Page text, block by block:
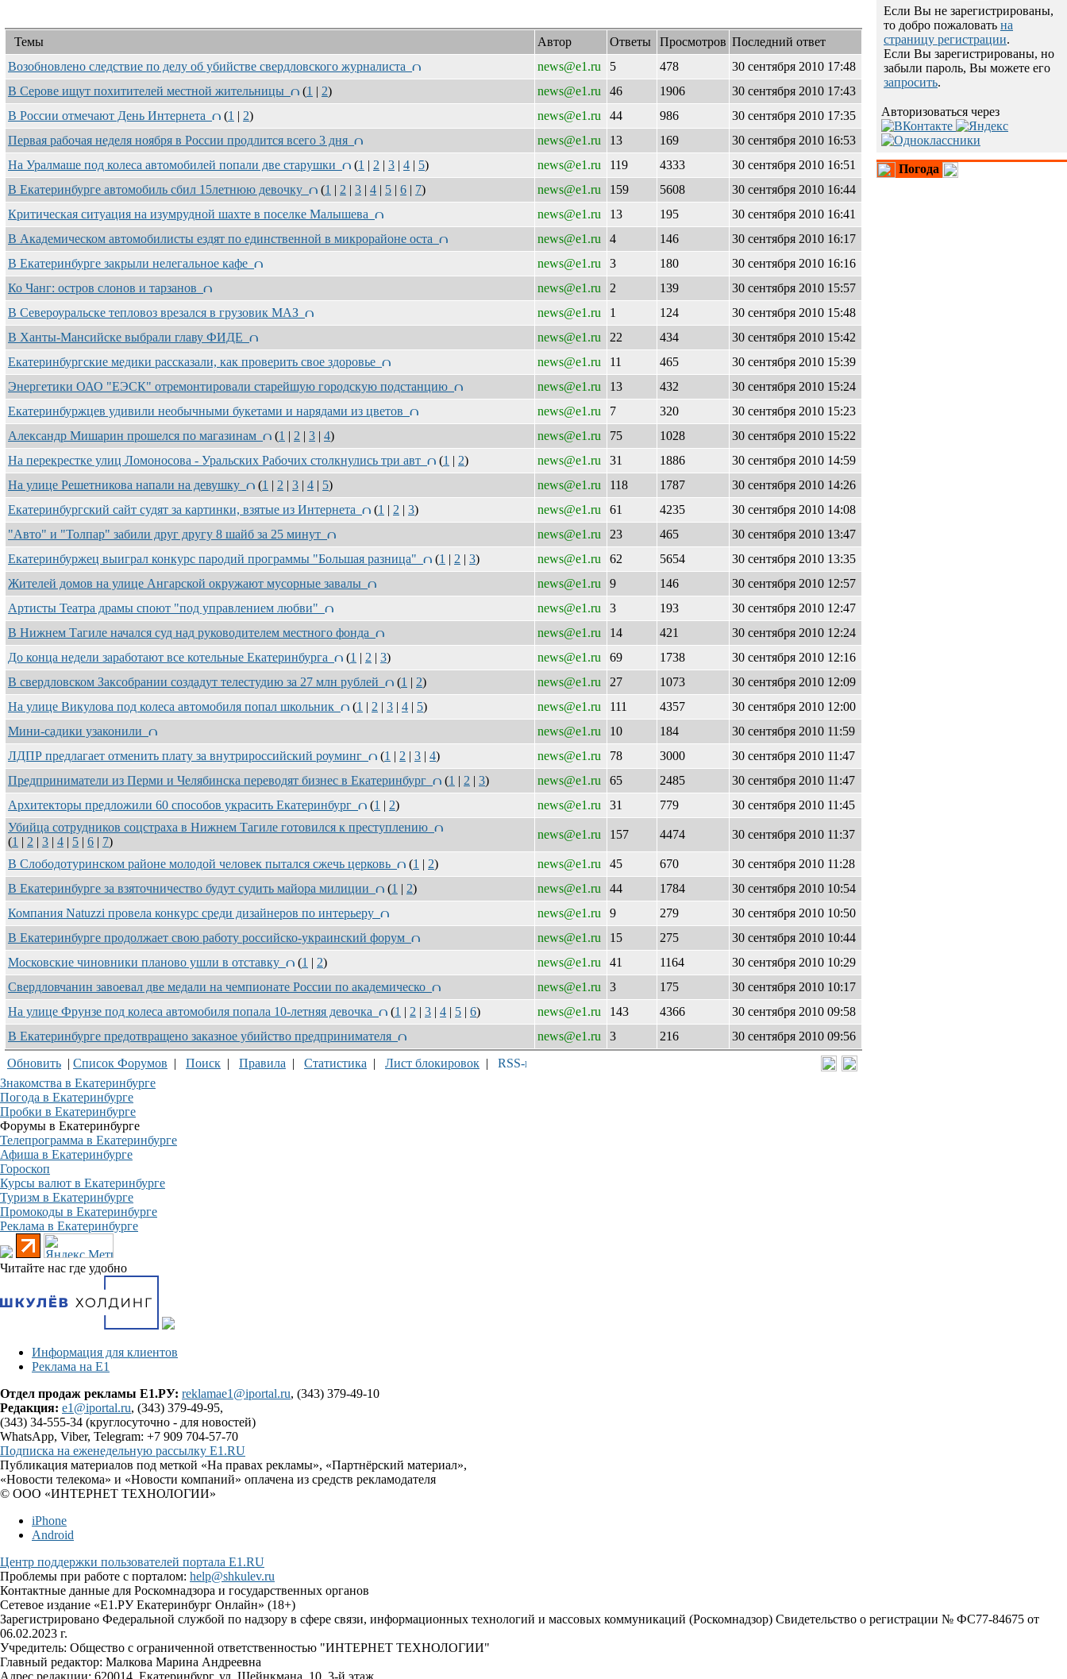
Темы Автор Ответы Просмотров Последний ответ
Возобновлено следствие по делу об убийстве свердловского журналиста
news@e1.ru 5 478
30 сентября 2010 17:48
В Серове ищут похитителей местной жительницы
(1 | 2) news@e1.ru 46 1906
30 сентября 2010 17:43
В России отмечают День Интернета
(1 | 2) news@e1.ru 44 986
30 сентября 2010 17:35
Первая рабочая неделя ноября в России продлится всего 3 дня
news@e1.ru 13 169
30 сентября 2010 16:53
На Уралмаше под колеса автомобилей попали две старушки
(1 | 2 | 3 | 4 | 5) news@e1.ru 119 4333
30 сентября 2010 16:51
В Екатеринбурге автомобиль сбил 15летнюю девочку
(1 | 2 | 3 | 4 | 5 | 6 | 7) news@e1.ru 159 5608
30 сентября 2010 16:44
Критическая ситуация на изумрудной шахте в поселке Малышева
news@e1.ru 13 195
30 сентября 2010 16:41
В Академическом автомобилисты ездят по единственной в микрорайоне оста
news@e1.ru 4 146
30 сентября 2010 16:17
В Екатеринбурге закрыли нелегальное кафе
news@e1.ru 3 180
30 сентября 2010 16:16
Ко Чанг: остров слонов и тарзанов
news@e1.ru 2 139
30 сентября 2010 15:57
В Североуральске тепловоз врезался в грузовик МАЗ
news@e1.ru 1 124
30 сентября 2010 15:48
В Ханты-Мансийске выбрали главу ФИДЕ
news@e1.ru 22 434
30 сентября 2010 15:42
Екатеринбургские медики рассказали, как проверить свое здоровье
news@e1.ru 11 465
30 сентября 2010 15:39
Энергетики ОАО "ЕЭСК" отремонтировали старейшую городскую подстанцию
news@e1.ru 13 432
30 сентября 2010 15:24
Екатеринбуржцев удивили необычными букетами и нарядами из цветов
news@e1.ru 7 320
30 сентября 2010 15:23
Александр Мишарин прошелся по магазинам
(1 | 2 | 3 | 4) news@e1.ru 75 1028
30 сентября 2010 15:22
На перекрестке улиц Ломоносова - Уральских Рабочих столкнулись три авт
(1 | 2) news@e1.ru 31 1886
30 сентября 2010 14:59
На улице Решетникова напали на девушку
(1 | 2 | 3 | 4 | 5) news@e1.ru 118 1787
30 сентября 2010 14:26
Екатеринбургский сайт судят за картинки, взятые из Интернета
(1 | 2 | 3) news@e1.ru 61 4235
30 сентября 2010 14:08
"Авто" и "Толпар" забили друг другу 8 шайб за 25 минут
news@e1.ru 23 465
30 сентября 2010 13:47
Екатеринбуржец выиграл конкурс пародий программы "Большая разница"
(1 | 2 | 3) news@e1.ru 62 5654
30 сентября 2010 13:35
Жителей домов на улице Ангарской окружают мусорные завалы
news@e1.ru 9 146
30 сентября 2010 12:57
Артисты Театра драмы споют "под управлением любви"
news@e1.ru 3 193
30 сентября 2010 12:47
В Нижнем Тагиле начался суд над руководителем местного фонда
news@e1.ru 14 421
30 сентября 2010 12:24
До конца недели заработают все котельные Екатеринбурга
(1 | 2 | 3) news@e1.ru 69 1738
30 сентября 2010 12:16
В свердловском Заксобрании создадут телестудию за 27 млн рублей
(1 | 2) news@e1.ru 27 1073
30 сентября 2010 12:09
На улице Викулова под колеса автомобиля попал школьник
(1 | 2 | 3 | 4 | 5) news@e1.ru 111 4357
30 сентября 2010 12:00
Мини-садики узаконили
news@e1.ru 10 184
30 сентября 2010 11:59
ЛДПР предлагает отменить плату за внутрироссийский роуминг
(1 | 2 | 3 | 4) news@e1.ru 78 3000
30 сентября 2010 11:47
Предприниматели из Перми и Челябинска переводят бизнес в Екатеринбург
(1 | 2 | 3) news@e1.ru 65 2485
30 сентября 2010 11:47
Архитекторы предложили 60 способов украсить Екатеринбург
(1 | 2) news@e1.ru 31 779
30 сентября 2010 11:45
Убийца сотрудников соцстраха в Нижнем Тагиле готовился к преступлению
(1 | 2 | 3 | 4 | 5 | 6 | 7)
news@e1.ru 157 4474 30 сентября 2010 11:37
В Слободотуринском районе молодой человек пытался сжечь церковь (1 | 2) news@e1.ru 45 670
30 сентября 2010 11:28
В Екатеринбурге за взяточничество будут судить майора милиции
(1 | 2) news@e1.ru 44 1784
30 сентября 2010 10:54
Компания Natuzzi провела конкурс среди дизайнеров по интерьеру
news@e1.ru 9 279
30 сентября 2010 10:50
В Екатеринбурге продолжает свою работу российско-украинский форум
news@e1.ru 15 275
30 сентября 2010 10:44
Московские чиновники планово ушли в отставку
(1 | 2) news@e1.ru 41 1164
30 сентября 2010 10:29
Свердловчанин завоевал две медали на чемпионате России по академическо
news@e1.ru 3 175
30 сентября 2010 10:17
На улице Фрунзе под колеса автомобиля попала 10-летняя девочка
(1 | 2 | 3 | 4 | 5 | 6) news@e1.ru 143 4366
30 сентября 2010 09:58
В Екатеринбурге предотвращено заказное убийство предпринимателя
news@e1.ru 3 216
30 сентября 2010 09:56
Обновить | Список Форумов | Поиск | Правила | Статистика | Лист блокировок |
Если Вы не зарегистрированы,
то добро пожаловать на
страницу регистрации.
Если Вы зарегистрированы, но
забыли пароль, Вы можете его
запросить.
Авторизоваться через
Погода
Знакомства в Екатеринбурге
Погода в Екатеринбурге
Пробки в Екатеринбурге
Форумы в Екатеринбурге
Телепрограмма в Екатеринбурге
Афиша в Екатеринбурге
Гороскоп
Курсы валют в Екатеринбурге
Туризм в Екатеринбурге
Промокоды в Екатеринбурге
Реклама в Екатеринбурге
Читайте нас где удобно
Информация для клиентов
Реклама на Е1
Отдел продаж рекламы Е1.РУ: reklamae1@iportal.ru, (343) 379-49-10
Редакция: e1@iportal.ru, (343) 379-49-95,
(343) 34-555-34 (круглосуточно - для новостей)
WhatsApp, Viber, Telegram: +7 909 704-57-70
Подписка на еженедельную рассылку E1.RU
Публикация материалов под меткой «На правах рекламы», «Партнёрский материал»,
«Новости телекома» и «Новости компаний» оплачена из средств рекламодателя
© ООО «ИНТЕРНЕТ ТЕХНОЛОГИИ»
iPhone
Android
Центр поддержки пользователей портала E1.RU
Проблемы при работе с порталом: help@shkulev.ru
Контактные данные для Роскомнадзора и государственных органов
Сетевое издание «Е1.РУ Екатеринбург Онлайн» (18+)
Зарегистрировано Федеральной службой по надзору в сфере связи, информационных технологий и массовых коммуникаций (Роскомнадзор) Свидетельство о регистрации № ФС77-84675 от
06.02.2023 г.
Учредитель: Общество с ограниченной ответственностью "ИНТЕРНЕТ ТЕХНОЛОГИИ"
Главный редактор: Малкова Марина Андреевна
Адрес редакции: 620014, Екатеринбург, ул. Шейнкмана, 10, 3-й этаж,